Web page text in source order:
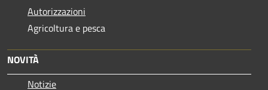
Autorizzazioni
Agricoltura e pesca
NOVITÀ
Notizie